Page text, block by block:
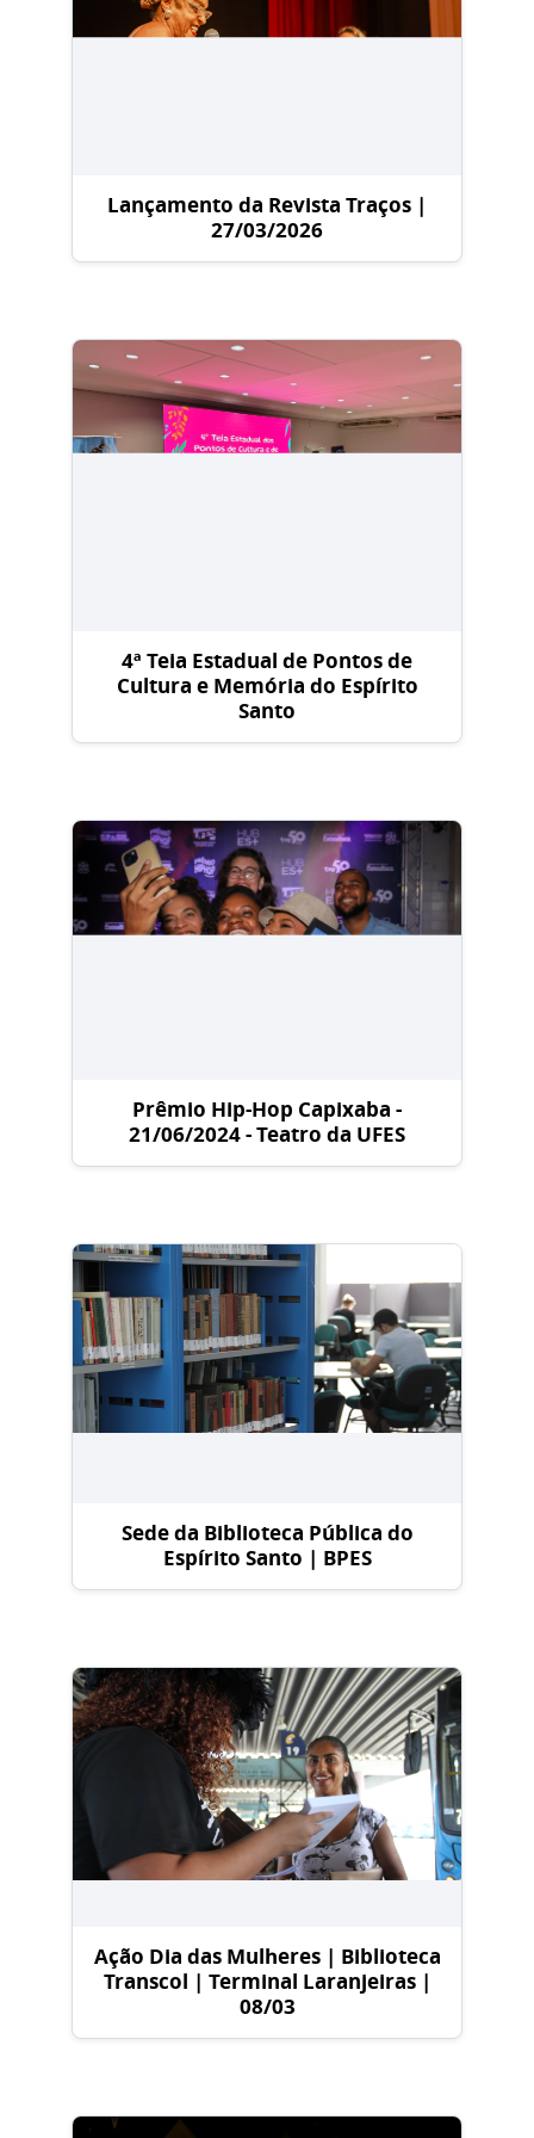
Lançamento da Revista Traços |
27/03/2026
4ª Teia Estadual de Pontos de
Cultura e Memória do Espírito
Santo
Prêmio Hip-Hop Capixaba -
21/06/2024 - Teatro da UFES
Sede da Biblioteca Pública do
Espírito Santo | BPES
Ação Dia das Mulheres | Biblioteca
Transcol | Terminal Laranjeiras |
08/03